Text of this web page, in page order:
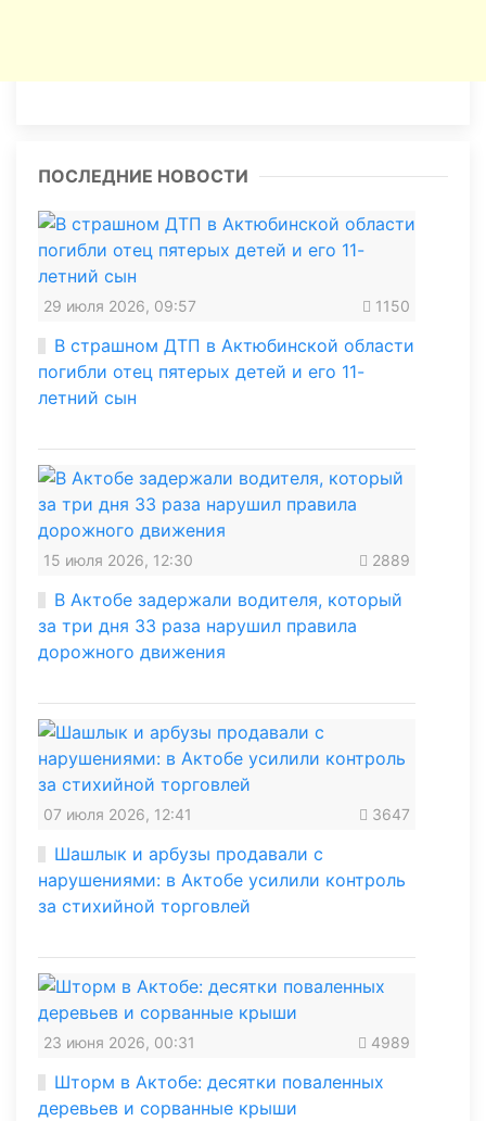
ПОСЛЕДНИЕ НОВОСТИ
29 июля 2026, 09:57 1150
В страшном ДТП в Актюбинской области
погибли отец пятерых детей и его 11-
летний сын
15 июля 2026, 12:30 2889
В Актобе задержали водителя, который
за три дня 33 раза нарушил правила
дорожного движения
07 июля 2026, 12:41 3647
Шашлык и арбузы продавали с
нарушениями: в Актобе усилили контроль
за стихийной торговлей
23 июня 2026, 00:31 4989
Шторм в Актобе: десятки поваленных
деревьев и сорванные крыши